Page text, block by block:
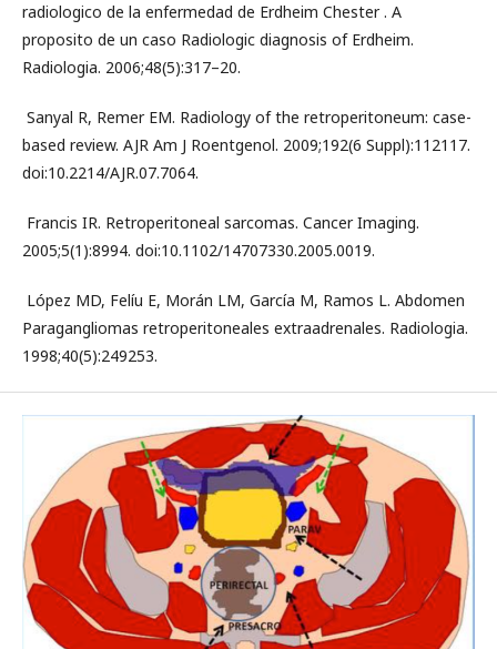
radiologico de la enfermedad de Erdheim Chester . A
proposito de un caso Radiologic diagnosis of Erdheim­.
Radiologia. 2006;48(5):317–20.
­ Sanyal R, Remer EM. Radiology of the retroperitoneum: case­
based review. AJR Am J Roentgenol. 2009;192(6 Suppl):112­117.
doi:10.2214/AJR.07.7064.
­ Francis IR. Retroperitoneal sarcomas. Cancer Imaging.
2005;5(1):89­94. doi:10.1102/1470­7330.2005.0019.
­ López MD, Felíu E, Morán LM, García M, Ramos L. Abdomen
Paragangliomas retroperitoneales extraadrenales. Radiologia.
1998;40(5):249­253.